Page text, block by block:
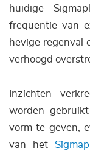
huidige
frequentie van
hevige regenval
verhoogd
Inzichten
worden
vorm te geven,
van het